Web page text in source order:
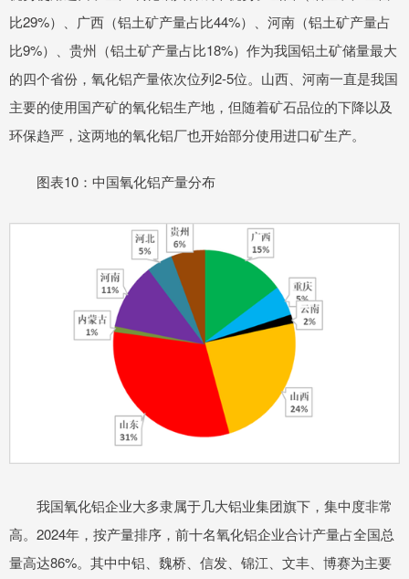
比29%）、广西（铝土矿产量占比44%）、河南（铝土矿产量占
比9%）、贵州（铝土矿产量占比18%）作为我国铝土矿储量最大
的四个省份，氧化铝产量依次位列2-5位。山西、河南一直是我国
主要的使用国产矿的氧化铝生产地，但随着矿石品位的下降以及
环保趋严，这两地的氧化铝厂也开始部分使用进口矿生产。
图表10：中国氧化铝产量分布
我国氧化铝企业大多隶属于几大铝业集团旗下，集中度非常
高。2024年，按产量排序，前十名氧化铝企业合计产量占全国总
量高达86%。其中中铝、魏桥、信发、锦江、文丰、博赛为主要